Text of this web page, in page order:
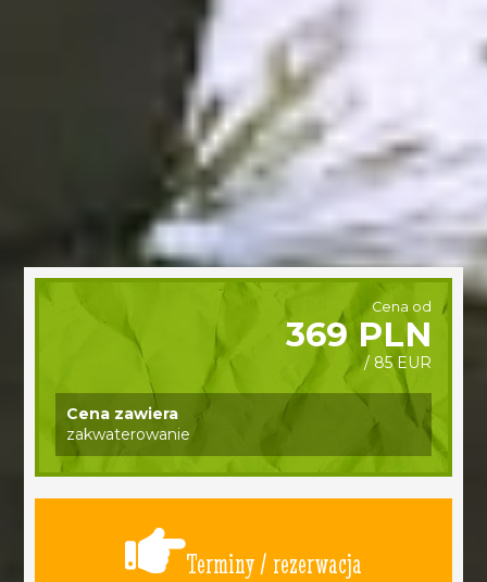
Cena od
369 PLN
/ 85 EUR
Cena zawiera
zakwaterowanie
Terminy / rezerwacja